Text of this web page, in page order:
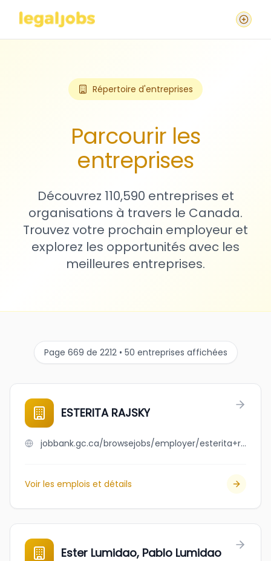
Répertoire d'entreprises
Parcourir les
entreprises
Découvrez 110,590 entreprises et
organisations à travers le Canada.
Trouvez votre prochain employeur et
explorez les opportunités avec les
meilleures entreprises.
Page 669 de 2212 • 50 entreprises affichées
ESTERITA RAJSKY
jobbank.gc.ca/browsejobs/employer/esterita+rajsky/ca
Voir les emplois et détails
Ester Lumidao, Pablo Lumidao